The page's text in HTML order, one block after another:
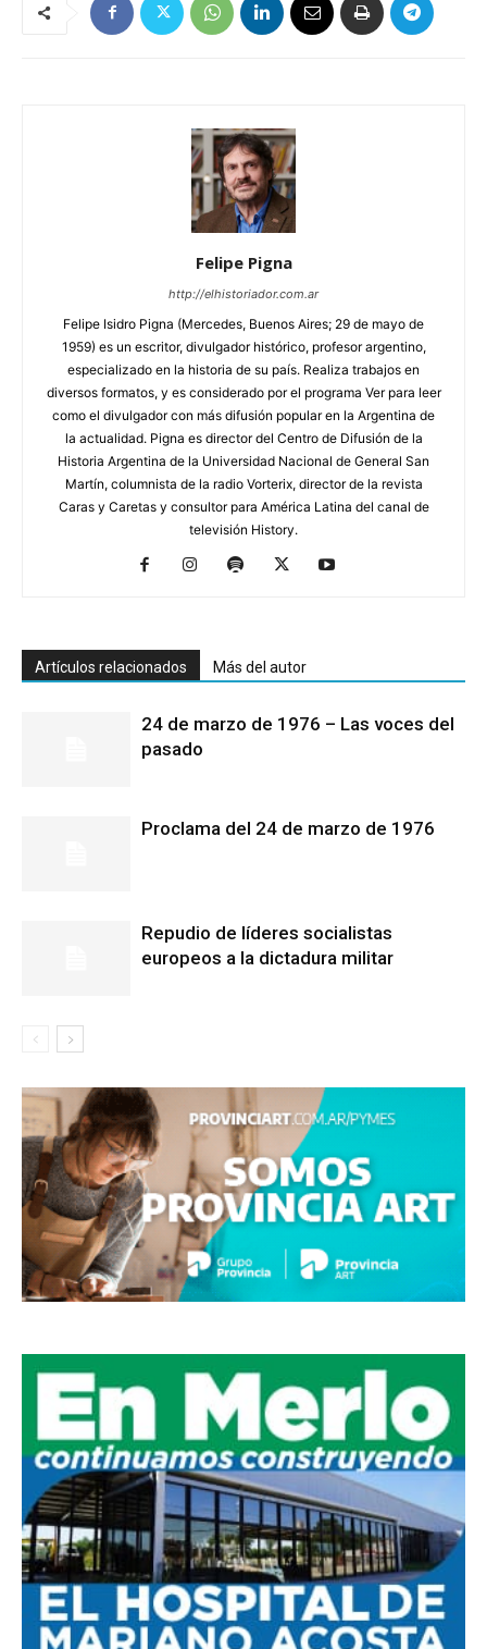
Felipe Pigna
http://elhistoriador.com.ar
Felipe Isidro Pigna (Mercedes, Buenos Aires; 29 de mayo de
1959) es un escritor, divulgador histórico, profesor argentino,
especializado en la historia de su país. Realiza trabajos en
diversos formatos, y es considerado por el programa Ver para leer
como el divulgador con más difusión popular en la Argentina de
la actualidad. Pigna es director del Centro de Difusión de la
Historia Argentina de la Universidad Nacional de General San
Martín, columnista de la radio Vorterix, director de la revista
Caras y Caretas y consultor para América Latina del canal de
televisión History.
Artículos relacionados Más del autor
24 de marzo de 1976 – Las voces del
pasado
Proclama del 24 de marzo de 1976
Repudio de líderes socialistas
europeos a la dictadura militar